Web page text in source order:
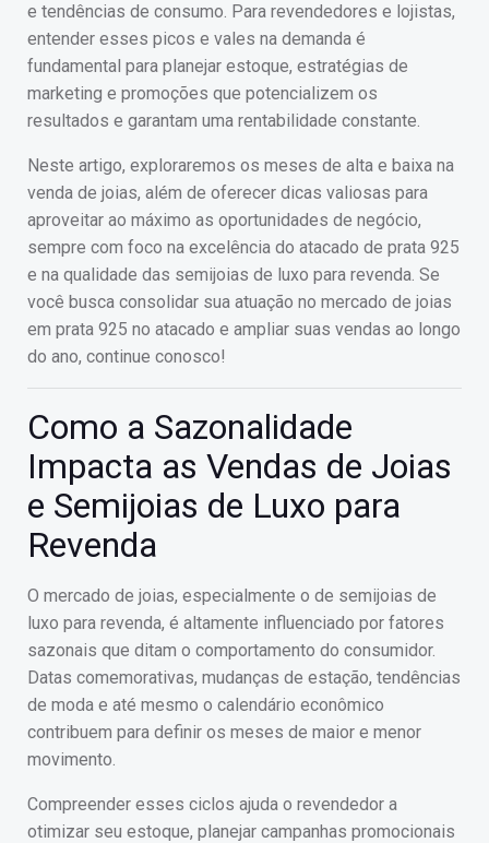
e tendências de consumo. Para revendedores e lojistas,
entender esses picos e vales na demanda é
fundamental para planejar estoque, estratégias de
marketing e promoções que potencializem os
resultados e garantam uma rentabilidade constante.
Neste artigo, exploraremos os meses de alta e baixa na
venda de joias, além de oferecer dicas valiosas para
aproveitar ao máximo as oportunidades de negócio,
sempre com foco na excelência do atacado de prata 925
e na qualidade das semijoias de luxo para revenda. Se
você busca consolidar sua atuação no mercado de joias
em prata 925 no atacado e ampliar suas vendas ao longo
do ano, continue conosco!
Como a Sazonalidade
Impacta as Vendas de Joias
e Semijoias de Luxo para
Revenda
O mercado de joias, especialmente o de semijoias de
luxo para revenda, é altamente influenciado por fatores
sazonais que ditam o comportamento do consumidor.
Datas comemorativas, mudanças de estação, tendências
de moda e até mesmo o calendário econômico
contribuem para definir os meses de maior e menor
movimento.
Compreender esses ciclos ajuda o revendedor a
otimizar seu estoque, planejar campanhas promocionais